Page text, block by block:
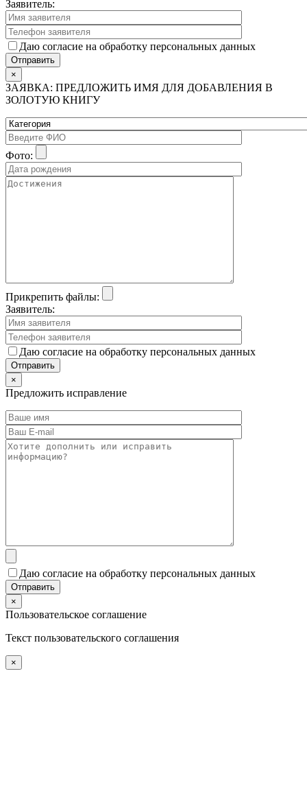
Заявитель:
Даю согласие на обработку персональных данных
×
ЗАЯВКА: ПРЕДЛОЖИТЬ ИМЯ ДЛЯ ДОБАВЛЕНИЯ В
ЗОЛОТУЮ КНИГУ
Фото:
Прикрепить файлы:
Заявитель:
Даю согласие на обработку персональных данных
×
Предложить исправление
Даю согласие на обработку персональных данных
×
Пользовательское соглашение
Текст пользовательского соглашения
×